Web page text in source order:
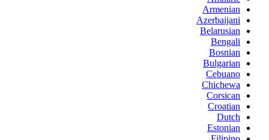
Armenian
Azerbaijani
Belarusian
Bengali
Bosnian
Bulgarian
Cebuano
Chichewa
Corsican
Croatian
Dutch
Estonian